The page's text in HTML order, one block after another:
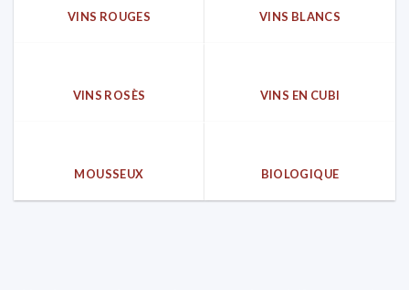
VINS ROUGES VINS BLANCS
VINS ROSÈS VINS EN CUBI
MOUSSEUX BIOLOGIQUE